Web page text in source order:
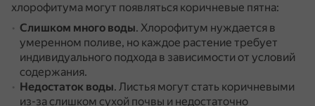
хлорофитума могут появляться коричневые пятна:
Слишком много воды. Хлорофитум нуждается в
умеренном поливе, но каждое растение требует
индивидуального подхода в зависимости от условий
содержания.
Недостаток воды. Листья могут стать коричневыми
из-за слишком сухой почвы и недостаточно